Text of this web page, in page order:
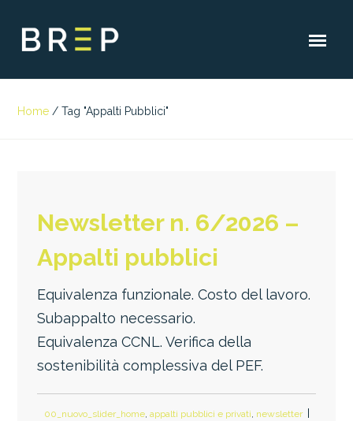
Home / Tag "Appalti Pubblici"
Newsletter n. 6/2026 –
Appalti pubblici
Equivalenza funzionale. Costo del lavoro.
Subappalto necessario.
Equivalenza CCNL. Verifica della
sostenibilità complessiva del PEF.
00_nuovo_slider_home, appalti pubblici e privati, newsletter